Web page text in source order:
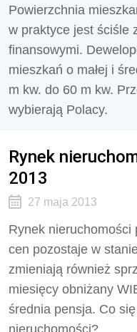
Powierzchnia
w praktyce jest ściśle
finansowymi.
mieszkań o małej i
m kw. do 60 m kw.
wybierają Polacy.
Rynek
2013
27 maja 2013
Rynek nieruchomości
cen pozostaje w
zmieniają również
miesięcy obniżany
średnia pensja. Co
nieruchomości?